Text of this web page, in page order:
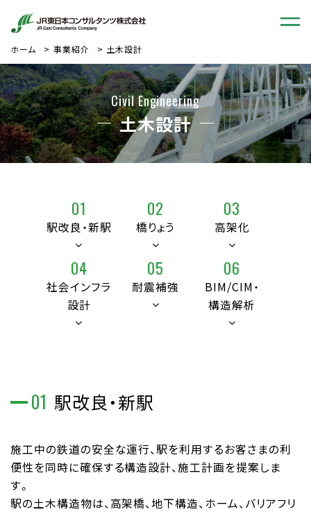
Civil Engineering
土木設計
ホーム 事業紹介 土木設計
01
駅改良・新駅
02
橋りょう
03
高架化
04
社会インフラ
設計
05
耐震補強
06
BIM/CIM・
構造解析
01 駅改良・新駅
施工中の鉄道の安全な運行、駅を利用するお客さまの利
便性を同時に確保する構造設計、施工計画を提案しま
す。
駅の土木構造物は、高架橋、地下構造、ホーム、バリアフリ